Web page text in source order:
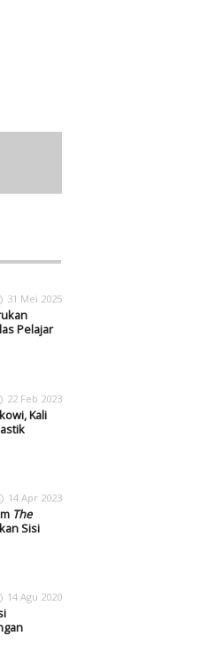
31 Mei 2025
Pelajar
22 Feb 2023
Kali
14 Apr 2023
The
Sisi
14 Agu 2020